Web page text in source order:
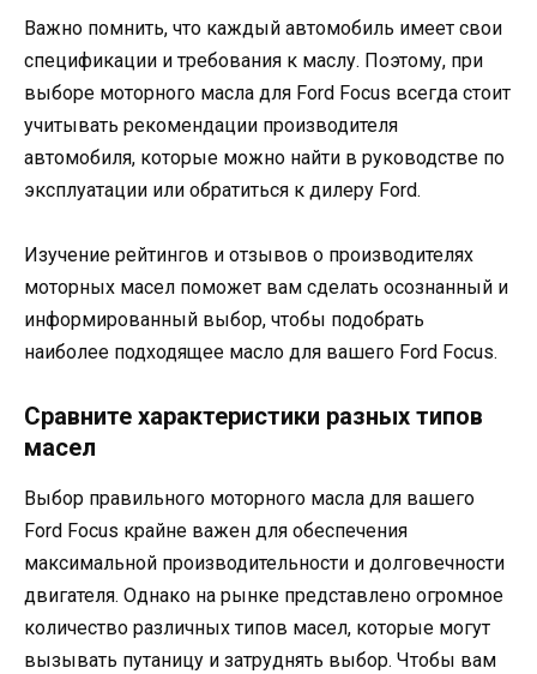
Важно помнить, что каждый автомобиль имеет свои
спецификации и требования к маслу. Поэтому, при
выборе моторного масла для Ford Focus всегда стоит
учитывать рекомендации производителя
автомобиля, которые можно найти в руководстве по
эксплуатации или обратиться к дилеру Ford.
Изучение рейтингов и отзывов о производителях
моторных масел поможет вам сделать осознанный и
информированный выбор, чтобы подобрать
наиболее подходящее масло для вашего Ford Focus.
Сравните характеристики разных типов
масел
Выбор правильного моторного масла для вашего
Ford Focus крайне важен для обеспечения
максимальной производительности и долговечности
двигателя. Однако на рынке представлено огромное
количество различных типов масел, которые могут
вызывать путаницу и затруднять выбор. Чтобы вам